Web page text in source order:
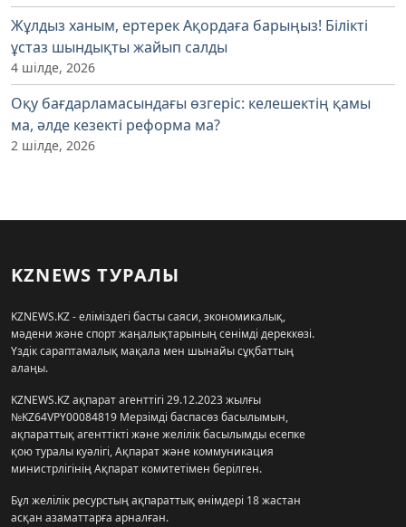
Жұлдыз ханым, ертерек Ақордаға барыңыз! Білікті
ұстаз шындықты жайып салды
4 шілде, 2026
Оқу бағдарламасындағы өзгеріс: келешектің қамы
ма, әлде кезекті реформа ма?
2 шілде, 2026
KZNEWS ТУРАЛЫ
KZNEWS.KZ - еліміздегі басты саяси, экономикалық,
мәдени және спорт жаңалықтарының сенімді дереккөзі.
Үздік сараптамалық мақала мен шынайы сұқбаттың
алаңы.
KZNEWS.KZ ақпарат агенттігі 29.12.2023 жылғы
№KZ64VPY00084819 Мерзімді баспасөз басылымын,
ақпараттық агенттікті және желілік басылымды есепке
қою туралы куәлігі, Ақпарат және коммуникация
министрлігінің Ақпарат комитетімен берілген.
Бұл желілік ресурстың ақпараттық өнімдері 18 жастан
асқан азаматтарға арналған.